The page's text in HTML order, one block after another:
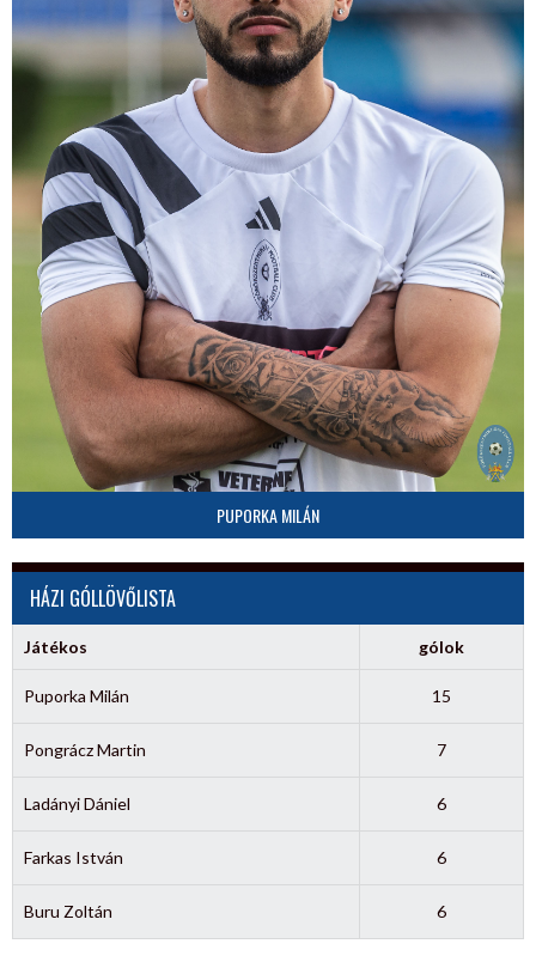
PUPORKA MILÁN
HÁZI GÓLLÖVŐLISTA
Játékos gólok
Puporka Milán 15
Pongrácz Martin 7
Ladányi Dániel 6
Farkas István 6
Buru Zoltán 6